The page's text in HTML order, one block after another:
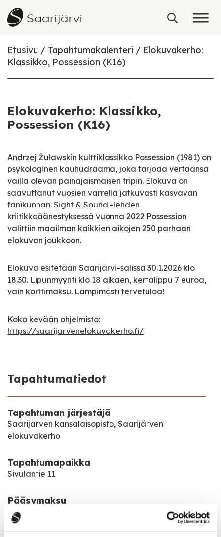
Skip to content
Etusivu Tapahtumakalenteri
Elokuvakerho:
Klassikko, Possession (K16)
Elokuvakerho: Klassikko,
Possession (K16)
Andrzej Żuławskin kulttiklassikko Possession (1981) on
psykologinen kauhudraama, joka tarjoaa vertaansa
vailla olevan painajaismaisen tripin. Elokuva on
saavuttanut vuosien varrella jatkuvasti kasvavan
fanikunnan. Sight & Sound -lehden
kriitikkoäänestyksessä vuonna 2022 Possession
valittiin maailman kaikkien aikojen 250 parhaan
elokuvan joukkoon.
Elokuva esitetään Saarijärvi-salissa 30.1.2026 klo
18.30. Lipunmyynti klo 18 alkaen, kertalippu 7 euroa,
vain korttimaksu. Lämpimästi tervetuloa!
Koko kevään ohjelmisto:
https://saarijarvenelokuvakerho.fi/
Tapahtumatiedot
Tapahtuman järjestäjä
Saarijärven kansalaisopisto, Saarijärven
elokuvakerho
Tapahtumapaikka
Sivulantie 11
Pääsymaksu
Lukukausimaksu 70 € tai kertalippu 7 €.